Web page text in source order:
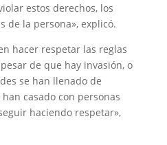
estos derechos, los
de la persona», explicó.
hacer respetar las reglas
de que hay invasión, o
se han llenado de
casado con personas
haciendo respetar»,